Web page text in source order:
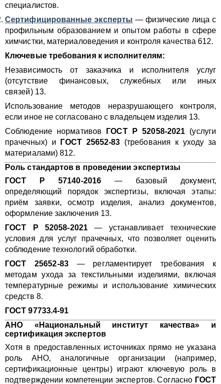
специалистов.
Сертифицированные эксперты — физические лица с
профильным образованием и опытом работы в сфере
химчистки, материаловедения и контроля качества 612.
Ключевые требования к исполнителям:
Независимость от заказчика и исполнителя услуг
(отсутствие финансовых, служебных или иных
связей) 13.
Использование методов неразрушающего контроля,
если иное не согласовано с владельцем изделия 13.
Соблюдение нормативов
ГОСТ Р 52058-2021 (услуги
прачечных) и
ГОСТ 25652-83 (требования к уходу за
материалами) 812.
Роль стандартов в проведении экспертизы
ГОСТ Р 57140-2016— базовый документ,
определяющий порядок экспертизы, включая этапы:
приём заявки, осмотр изделия, анализ документов,
оформление заключения 13.
ГОСТ Р 52058-2021— устанавливает технические
условия для услуг прачечных, что позволяет оценить
соблюдение технологий обработки.
ГОСТ 25652-83— регламентирует требования к
методам ухода за текстильными изделиями, включая
температурные режимы и использование химических
средств 8.
ГОСТ 97733.4-91
АНО «Национальный институт качества» и
сертификация экспертов
Хотя в предоставленных источниках прямо не указана
роль АНО, аналогичные организации (например,
сертификационные центры) играют ключевую роль в
подтверждении компетенции экспертов. Согласно ГОСТ